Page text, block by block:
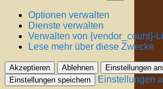
Optionen verwalten
Dienste verwalten
Verwalten von {vendor_count}-
Lese mehr über diese Zwecke
Akzeptieren Ablehnen
Einstellungen
Einstellungen speichern
Einstellungen